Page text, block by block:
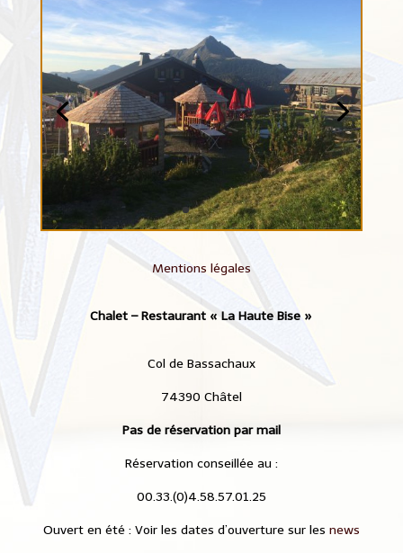
Mentions légales
Chalet – Restaurant « La Haute Bise »
Col de Bassachaux
74390 Châtel
Pas de réservation par mail
Réservation conseillée au :
00.33.(0)4.58.57.01.25
Ouvert en été : Voir les dates d’ouverture sur les news